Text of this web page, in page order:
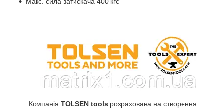
Компанія TOLSEN tools розрахована на створення